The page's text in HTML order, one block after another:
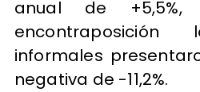
anual de +5,5%,
encontraposición
informales
negativa de -11,2%.